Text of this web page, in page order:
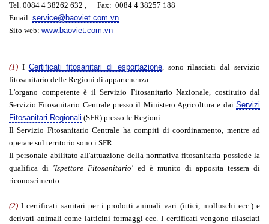
Tel. 0084 4 38262 632 , Fax: 0084 4 38257 188
Email: service@baoviet.com.vn
Sito web: www.baoviet.com.vn
(1) I Certificati fitosanitari di esportazione, sono rilasciati dal servizio
fitosanitario delle Regioni di appartenenza.
L'organo competente è il Servizio Fitosanitario Nazionale, costituito dal
Servizio Fitosanitario Centrale presso il Ministero Agricoltura e dai Servizi
Fitosanitari Regionali (SFR) presso le Regioni.
Il Servizio Fitosanitario Centrale ha compiti di coordinamento, mentre ad
operare sul territorio sono i SFR.
Il personale abilitato all'attuazione della normativa fitosanitaria possiede la
qualifica di 'Ispettore Fitosanitario' ed è munito di apposita tessera di
riconoscimento.
(2) I certificati sanitari per i prodotti animali vari (ittici, molluschi ecc.) e
derivati animali come latticini formaggi ecc. I certificati vengono rilasciati